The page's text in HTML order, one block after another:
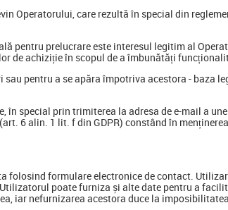
Operatorului, care rezultă în special din
pentru prelucrare este interesul legitim al
de achiziție în scopul de a îmbunătăți
pentru a se apăra împotriva acestora -
în special prin trimiterea la adresa de e-mail a
6 alin. 1 lit. f din GDPR) constând în
folosind formulare electronice de contact.
poate furniza și alte date pentru a
iar nefurnizarea acestora duce la